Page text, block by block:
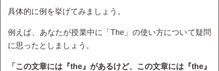
具体的に例を挙げてみましょう。
例えば、あなたが授業中に「The」の使い方について疑問
に思ったとしましょう。
「この文章には『the』があるけど、この文章には『the』